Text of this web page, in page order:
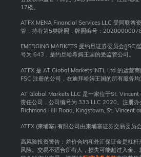
17楼。
ATFX MENA Financial Services LLC 受阿联酋
管，持有第5类牌照，牌照编号：20200000078
EMERGING MARKETS 受约旦证券委员会(JSC)
号为 643，是约旦哈希姆王国的受监管公司。
ATFX 是 AT Global Markets INTL Ltd 的运营
FSC 注册的公司，在迪拜哈姆王国的所有服务均
AT Global Markets LLC 是一家位于St.
责任公司，公司编号为 333 LLC 2020。注册办
Richmond Hill Road, Kingstown, St. Vincent
ATFX (柬埔寨) 有限公司由柬埔寨证券交易委员
高风险投资警告：差价合约和外汇保证金是杠
风险。交易不适合所有人，损失可能超过入金